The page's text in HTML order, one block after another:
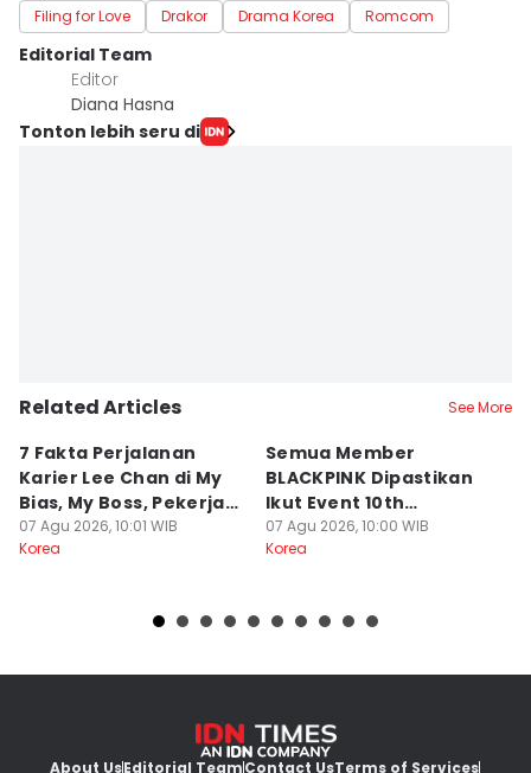
Filing for Love Drakor Drama Korea Romcom
Editorial Team
Editor
Diana Hasna
Tonton lebih seru di
Related Articles See More
7 Fakta Perjalanan
Karier Lee Chan di My
Bias, My Boss, Pekerja
Keras
07 Agu 2026, 10:01 WIB
Korea
Semua Member
BLACKPINK Dipastikan
Ikut Event 10th
Anniversary
07 Agu 2026, 10:00 WIB
Korea
About UsEditorial TeamContact UsTerms of Services